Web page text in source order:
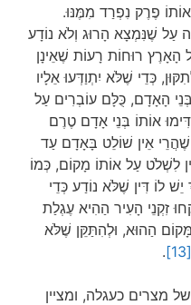
פֶרֶק נִפְרַד מִמֶּנּוּ.
עַל שֶׁנִּמְצָא הָרוּג וְלֹא נוֹדָע
הָאָרֶץ רוּחוֹת רָעוֹת שֶׁאֵינָן
כְּדֵי שֶׁלֹּא יִתְוַדְּעוּ אֵלָיו
הָאָדָם, כֻּלָּם עוֹבְרִים עַל
אוֹתוֹ בְּנֵי אָדָם טֶרֶם
שֶׁהֲרֵי אֵין שׁוֹלֵט בָּאָדָם עַד
לִשְׁלֹט עַל אוֹתוֹ מָקוֹם, כְּמוֹ
לוֹ דִּין שֶׁלֹּא נוֹדַע כְּדֵי
זִקְנֵי הָעִיר הַהִיא עֶגְלַת
הַהוּא, וּלְהִתַּקֵּן שֶׁלֹּא
[13]
.
מצרים כעגלה, ומציין